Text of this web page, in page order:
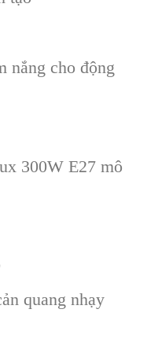
nắng cho động
300W E27 mô
quang nhạy